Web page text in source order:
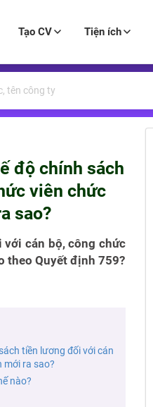
Tạo CV Tiện ích
độ chính sách
viên chức
sao?
với cán bộ, công chức
theo Quyết định 759?
tiền lương đối với cán
mới ra sao?
nào?